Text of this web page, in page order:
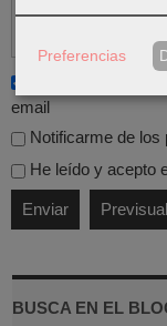
BUSCA EN EL
email
Notificarme de
He leído y acepto
Preferencias